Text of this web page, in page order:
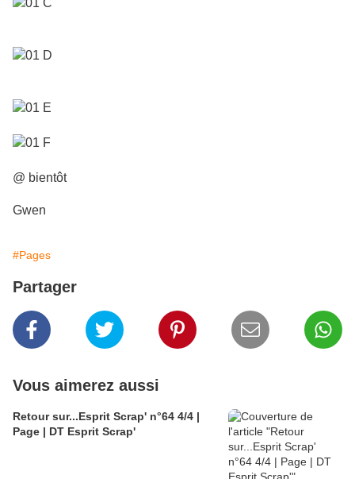
@ bientôt
Gwen
#Pages
Partager
Vous aimerez aussi
Retour sur...Esprit Scrap' n°64 4/4 |
Page | DT Esprit Scrap'